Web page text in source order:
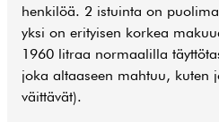
henkilöä. 2 istuinta on
yksi on erityisen korkea
1960 litraa normaalilla
joka altaaseen mahtuu, kuten
väittävät).